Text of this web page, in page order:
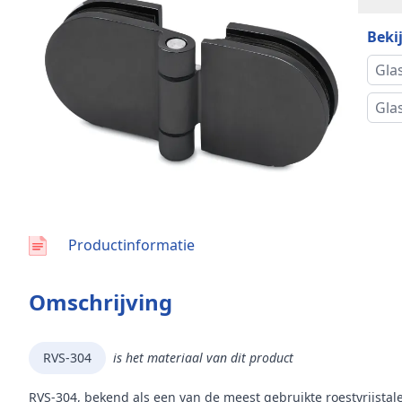
Omschrijving
RVS-304 is het materiaal van dit product
RVS-304, bekend als een van de meest gebruikte
Productbijlagen
Productinformatie